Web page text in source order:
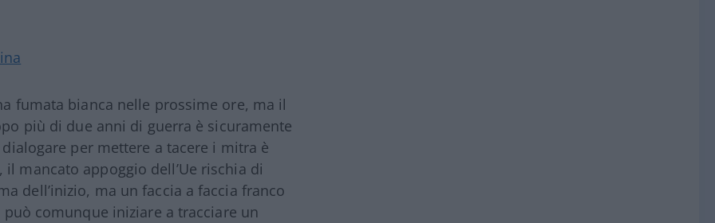
fumata bianca nelle prossime ore, ma il
più di due anni di guerra è sicuramente
per mettere a tacere i mitra è
il mancato appoggio dell’Ue rischia di
dell’inizio, ma un faccia a faccia franco
comunque iniziare a tracciare un